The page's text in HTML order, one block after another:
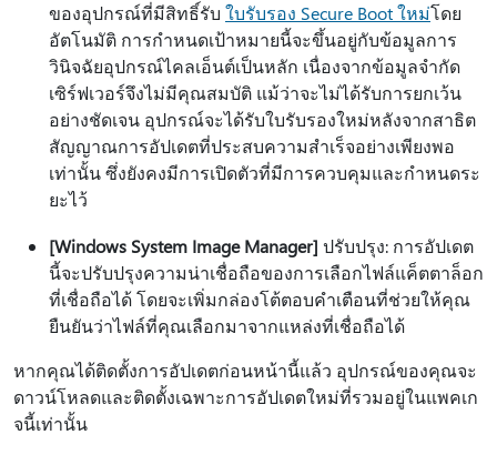
ของอุปกรณ์ที่มีสิทธิ์รับ ใบรับรอง Secure Boot ใหม่โดย
อัตโนมัติ การกําหนดเป้าหมายนี้จะขึ้นอยู่กับข้อมูลการ
วินิจฉัยอุปกรณ์ไคลเอ็นต์เป็นหลัก เนื่องจากข้อมูลจํากัด
เซิร์ฟเวอร์จึงไม่มีคุณสมบัติ แม้ว่าจะไม่ได้รับการยกเว้น
อย่างชัดเจน อุปกรณ์จะได้รับใบรับรองใหม่หลังจากสาธิต
สัญญาณการอัปเดตที่ประสบความสําเร็จอย่างเพียงพอ
เท่านั้น ซึ่งยังคงมีการเปิดตัวที่มีการควบคุมและกําหนดระ
ยะไว้
[Windows System Image Manager] ปรับปรุง: การอัปเดต
นี้จะปรับปรุงความน่าเชื่อถือของการเลือกไฟล์แค็ตตาล็อก
ที่เชื่อถือได้ โดยจะเพิ่มกล่องโต้ตอบคําเตือนที่ช่วยให้คุณ
ยืนยันว่าไฟล์ที่คุณเลือกมาจากแหล่งที่เชื่อถือได้
หากคุณได้ติดตั้งการอัปเดตก่อนหน้านี้แล้ว อุปกรณ์ของคุณจะ
ดาวน์โหลดและติดตั้งเฉพาะการอัปเดตใหม่ที่รวมอยู่ในแพคเก
จนี้เท่านั้น